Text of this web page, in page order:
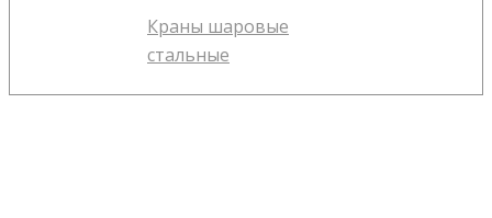
Краны шаровые
стальные